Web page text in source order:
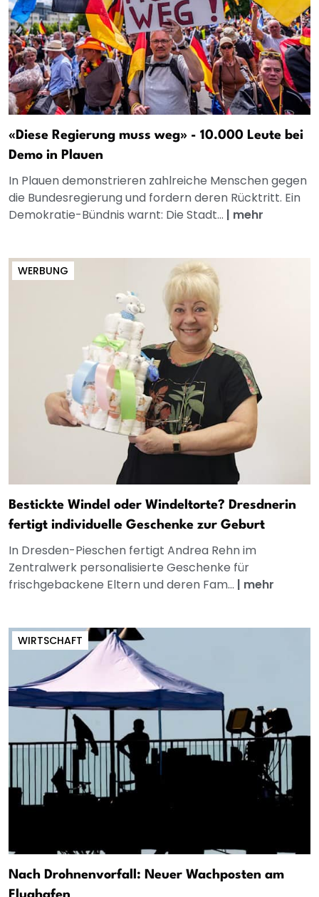
«Diese Regierung muss weg» - 10.000 Leute bei
Demo in Plauen
In Plauen demonstrieren zahlreiche Menschen gegen
die Bundesregierung und fordern deren Rücktritt. Ein
Demokratie-Bündnis warnt: Die Stadt... | mehr
WERBUNG
Bestickte Windel oder Windeltorte? Dresdnerin
fertigt individuelle Geschenke zur Geburt
In Dresden-Pieschen fertigt Andrea Rehn im
Zentralwerk personalisierte Geschenke für
frischgebackene Eltern und deren Fam... | mehr
WIRTSCHAFT
Nach Drohnenvorfall: Neuer Wachposten am